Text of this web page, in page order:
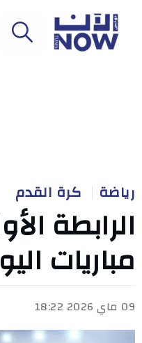
رياضة كرة القدم
الرابطة
مباريات
09 ماي 2026 18:22